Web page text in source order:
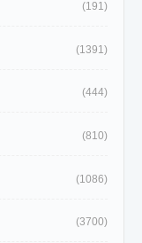
(191)
(1391)
(444)
(810)
(1086)
(3700)